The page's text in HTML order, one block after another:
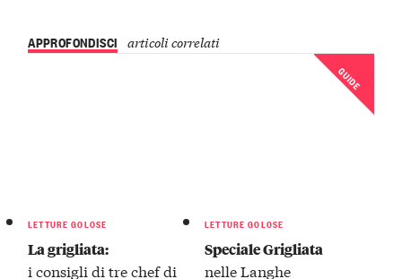
APPROFONDISCI articoli correlati
LETTURE GOLOSE
La grigliata:
i consigli di tre chef di
GUIDE
LETTURE GOLOSE
Speciale Grigliata
nelle Langhe